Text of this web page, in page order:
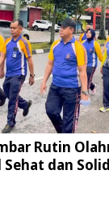
Rutin
Sehat dan